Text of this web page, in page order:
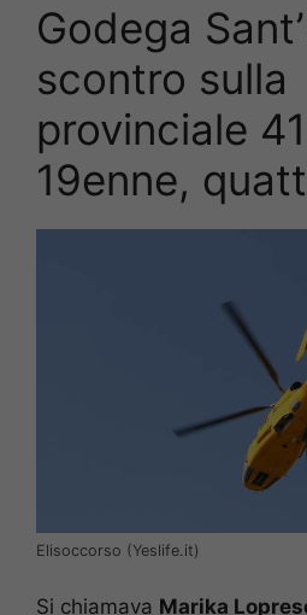
Godega
scontro sulla
provinciale
19enne,
Elisoccorso (Yeslife.it)
Si chiamava Marika